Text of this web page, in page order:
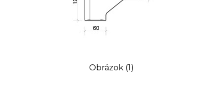
Obrázok (1)